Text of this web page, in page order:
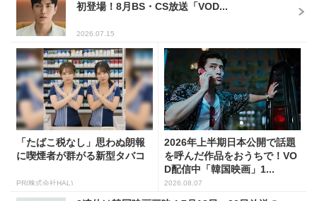
初登場！8月BS・CS放送「VOD...
2026.07.15
「たばこ税なし」思わぬ朗報
に喫煙者が群がる新型タバコ
PR(株式会社HAL)
2026年上半期日本公開で話題
を呼んだ作品をおうちで！VO
D配信中「韓国映画」1...
2026.08.07